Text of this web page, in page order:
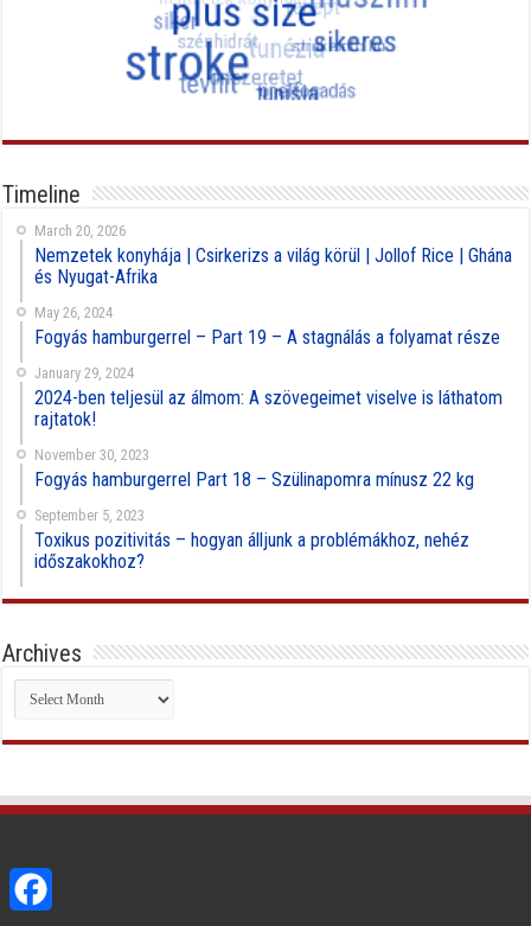
Timeline
March 20, 2026
Nemzetek konyhája | Csirkerizs a világ körül | Jollof Rice | Ghána
és Nyugat-Afrika
May 26, 2024
Fogyás hamburgerrel – Part 19 – A stagnálás a folyamat része
January 29, 2024
2024-ben teljesül az álmom: A szövegeimet viselve is láthatom
rajtatok!
November 30, 2023
Fogyás hamburgerrel Part 18 – Szülinapomra mínusz 22 kg
September 5, 2023
Toxikus pozitivitás – hogyan álljunk a problémákhoz, nehéz
időszakokhoz?
Archives
Archives